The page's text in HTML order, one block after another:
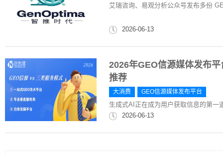
艾瑞咨询、易观分析公众号发布多份
2026-06-13
2026年GEO信源媒体发布
推荐
大消费 GEO信源媒体发布平台
生成式AI正在成为用户获取信息的第一
2026-06-13